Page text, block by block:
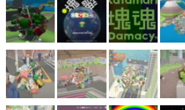
女性向け
アプリレビュー
その他
電ファミニコゲーマーとは？